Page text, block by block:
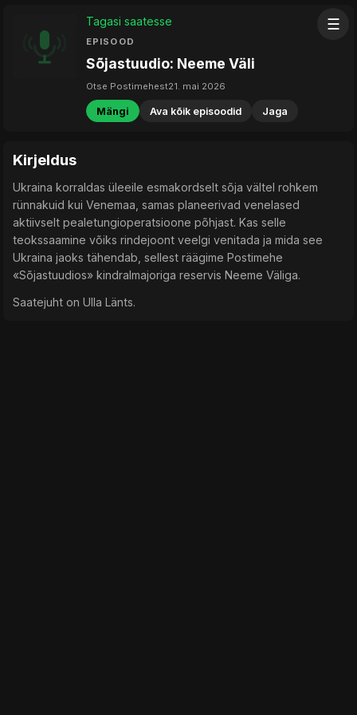
☰
Tagasi saatesse
EPISOOD
Sõjastuudio: Neeme Väli
Otse Postimehest21. mai 2026
Mängi Ava kõik episoodid Jaga
Kirjeldus
Ukraina korraldas üleeile esmakordselt sõja vältel rohkem
rünnakuid kui Venemaa, samas planeerivad venelased
aktiivselt pealetungioperatsioone põhjast. Kas selle
teokssaamine võiks rindejoont veelgi venitada ja mida see
Ukraina jaoks tähendab, sellest räägime Postimehe
«Sõjastuudios» kindralmajoriga reservis Neeme Väliga.
Saatejuht on Ulla Länts.